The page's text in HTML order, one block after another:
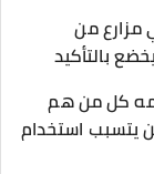
مزارع من
بالتأكيد
كل من هم
يتسبب استخدام